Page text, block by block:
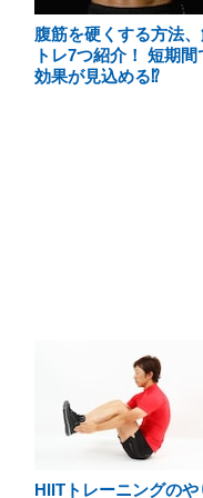
腹筋を硬くする方法
トレ7つ紹介！ 短期間
効果が見込める⁉
HIITトレーニングのや